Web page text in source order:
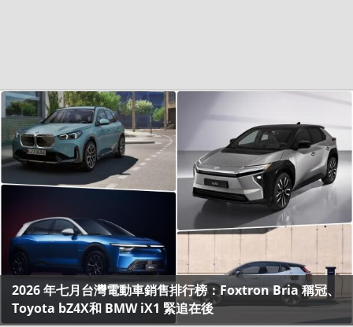
2026 年七月台灣電動車銷售排行榜：Foxtron Bria 稱冠、
Toyota bZ4X和 BMW iX1 緊追在後